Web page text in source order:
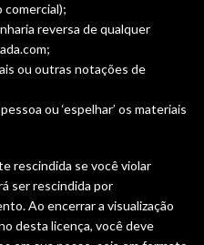
comercial);
reversa de qualquer
ou outras notações de
ou ‘espelhar’ os materiais
rescindida se você violar
ser rescindida por
Ao encerrar a visualização
desta licença, você deve